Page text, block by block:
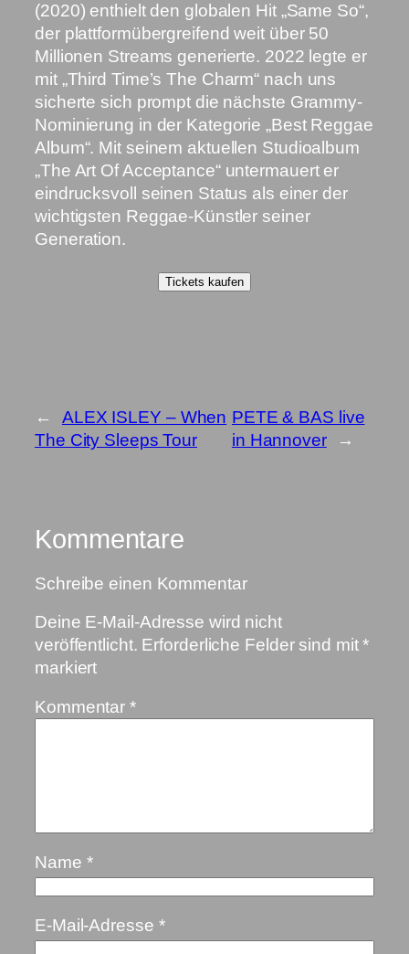
(2020) enthielt den globalen Hit „Same So“,
der plattformübergreifend weit über 50
Millionen Streams generierte. 2022 legte er
mit „Third Time’s The Charm“ nach uns
sicherte sich prompt die nächste Grammy-
Nominierung in der Kategorie „Best Reggae
Album“. Mit seinem aktuellen Studioalbum
„The Art Of Acceptance“ untermauert er
eindrucksvoll seinen Status als einer der
wichtigsten Reggae-Künstler seiner
Generation.
Tickets kaufen
←
ALEX ISLEY – When
The City Sleeps Tour
PETE & BAS live
in Hannover
→
Kommentare
Schreibe einen Kommentar
Deine E-Mail-Adresse wird nicht
veröffentlicht. Erforderliche Felder sind mit*
markiert
Kommentar*
Name *
E-Mail-Adresse *